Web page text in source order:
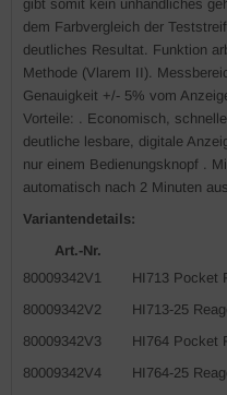
gibt somit kein unhandliches
dem Farbvergleich der
deutliches Resultat. Funktion
Methode (Vlarem II).
Genauigkeit +/- 5% vom
Vorteile: . Economisch,
deutliche lesbare, digitale
nur einem Bedienungsknopf .
automatisch nach 2 Minuten aus
Variantendetails:
Art.-Nr.
80009342V1
HI713 Pocket
80009342V2
HI713-25
80009342V3
HI764 Pocket
80009342V4
HI764-25